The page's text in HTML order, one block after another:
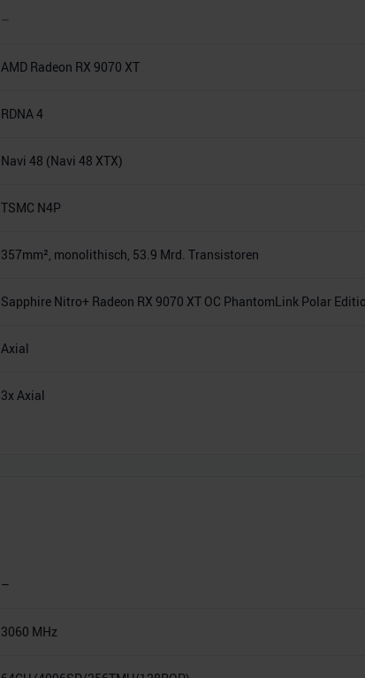
–
AMD Radeon RX 9070 XT
RDNA 4
Navi 48 (Navi 48 XTX)
TSMC N4P
357mm², monolithisch, 53.9 Mrd. Transistoren
Sapphire Nitro+ Radeon RX 9070 XT OC PhantomLink Polar
Axial
3x Axial
–
3060 MHz